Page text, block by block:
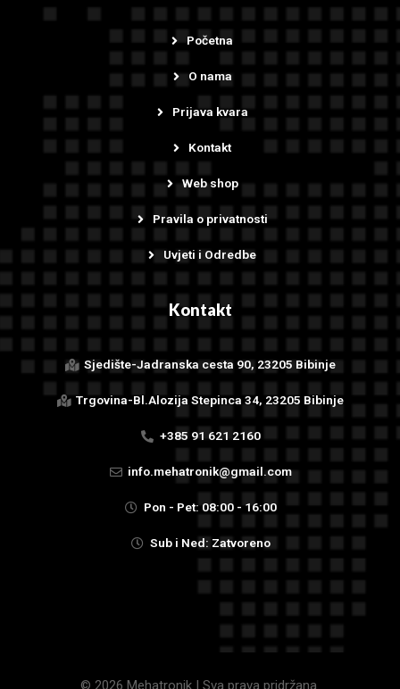
Početna
O nama
Prijava kvara
Kontakt
Web shop
Pravila o privatnosti
Uvjeti i Odredbe
Kontakt
Sjedište-Jadranska cesta 90, 23205 Bibinje
Trgovina-Bl.Alozija Stepinca 34, 23205 Bibinje
+385 91 621 2160
info.mehatronik@gmail.com
Pon - Pet: 08:00 - 16:00
Sub i Ned: Zatvoreno